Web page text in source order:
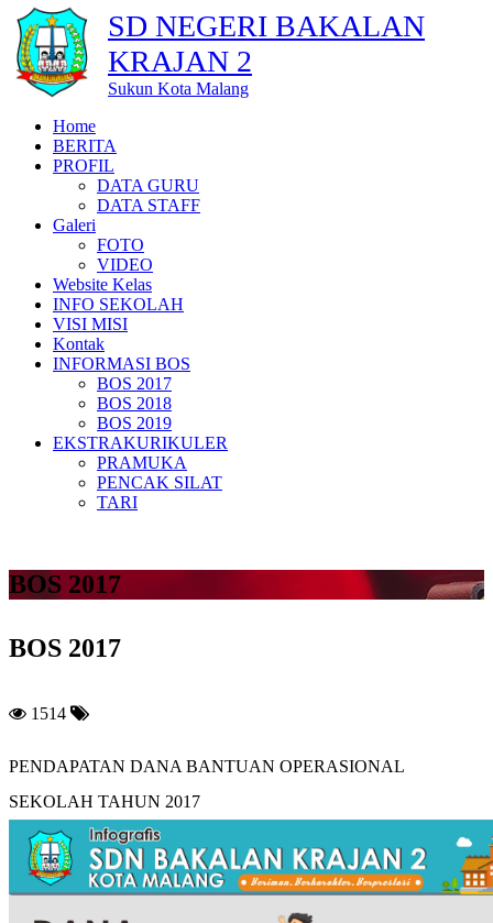
SD NEGERI BAKALAN
KRAJAN 2
Sukun Kota Malang
Home
BERITA
PROFIL
DATA GURU
DATA STAFF
Galeri
FOTO
VIDEO
Website Kelas
INFO SEKOLAH
VISI MISI
Kontak
INFORMASI BOS
BOS 2017
BOS 2018
BOS 2019
EKSTRAKURIKULER
PRAMUKA
PENCAK SILAT
TARI
BOS 2017
BOS 2017
1514
PENDAPATAN DANA BANTUAN OPERASIONAL
SEKOLAH TAHUN 2017